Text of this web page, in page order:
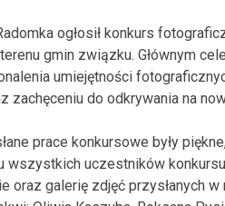
ogłosił konkurs
gmin związku. Głównym
umiejętności
zachęceniu do odkrywania na
prace konkursowe były
wszystkich uczestników
oraz galerię zdjęć przysłanych w